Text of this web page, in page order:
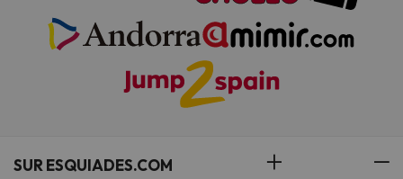
SUR ESQUIADES.COM